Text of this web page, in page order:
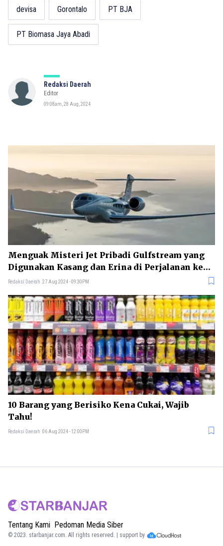
devisa Gorontalo PT BJA
PT Biomasa Jaya Abadi
Redaksi Daerah
Editor
09:08am, 28 Aug, 2024
Menguak Misteri Jet Pribadi Gulfstream yang
Digunakan Kasang dan Erina di Perjalanan ke
Amerika
Redaksi Daerah 27 Aug 2024 - 09:30PM
10 Barang yang Berisiko Kena Cukai, Wajib
Tahu!
Redaksi Daerah 06 Aug 2024 - 12:00PM
Tentang Kami Pedoman Media Siber
© 2023. starbanjar.com. All rights reserved. | support by